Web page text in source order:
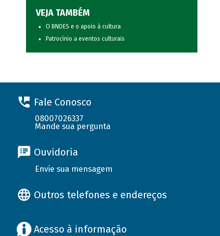
VEJA TAMBÉM
O BNDES e o apoio à cultura
Patrocínio a eventos culturais
Fale Conosco
08007026337
Mande sua pergunta
Ouvidoria
Envie sua mensagem
Outros telefones e endereços
Acesso à informação